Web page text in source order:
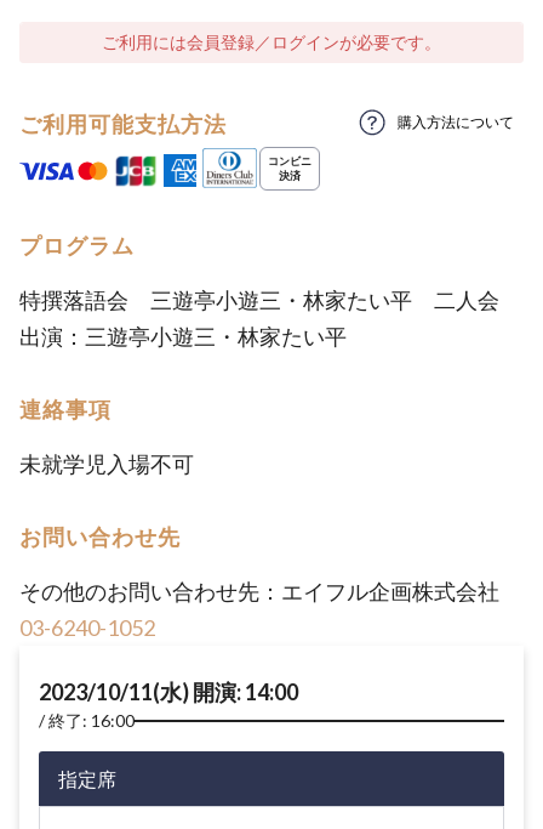
ご利用には会員登録／ログインが必要です。
ご利用可能支払方法 購入方法について
プログラム
特撰落語会 三遊亭小遊三・林家たい平 二人会
出演：三遊亭小遊三・林家たい平
連絡事項
未就学児入場不可
お問い合わせ先
その他のお問い合わせ先：エイフル企画株式会社
03-6240-1052
2023/10/11(水) 開演: 14:00
終了: 16:00
指定席